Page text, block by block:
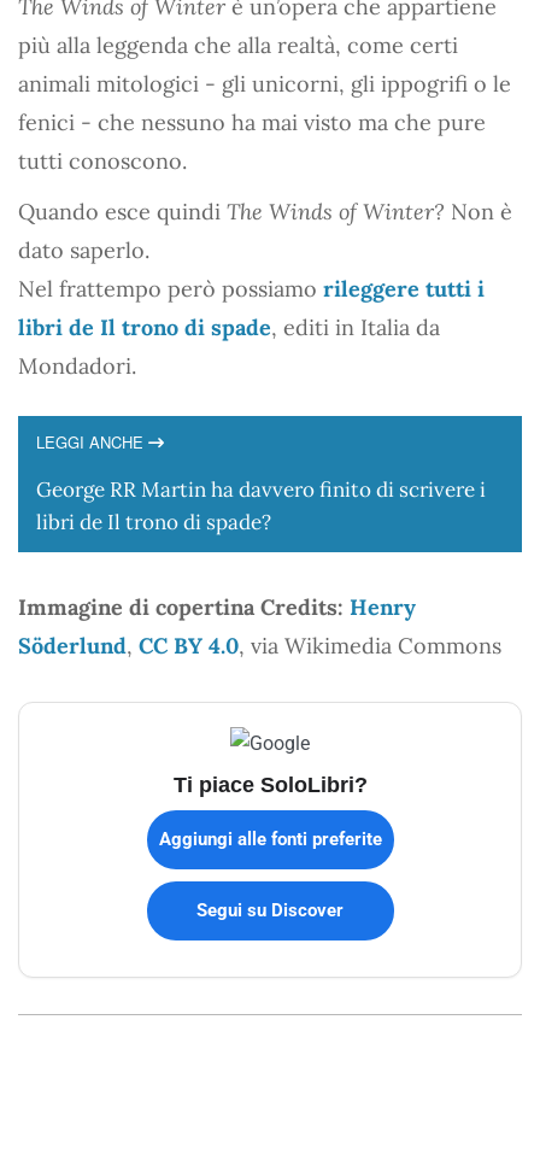
The Winds of Winter è un’opera che appartiene
più alla leggenda che alla realtà, come certi
animali mitologici - gli unicorni, gli ippogrifi o le
fenici - che nessuno ha mai visto ma che pure
tutti conoscono.
Quando esce quindi The Winds of Winter? Non è
dato saperlo.
Nel frattempo però possiamo rileggere tutti i
libri de Il trono di spade, editi in Italia da
Mondadori.
LEGGI ANCHE
George RR Martin ha davvero finito di scrivere i
libri de Il trono di spade?
Immagine di copertina Credits: Henry
Söderlund, CC BY 4.0, via Wikimedia Commons
Ti piace SoloLibri?
Aggiungi alle fonti preferite
Segui su Discover